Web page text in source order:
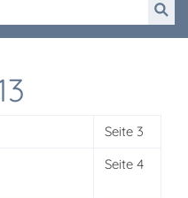
Seite 3
Seite 4